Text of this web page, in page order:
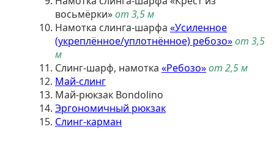
восьмёрки»от 3,5 м
Намотка слинга-шарфа «Усиленное
(укреплённое/уплотнённое) ребозо»от 3,5
м
Слинг-шарф, намотка «Ребозо»от 2,5 м
Май-слинг
Май-рюкзак Bondolino
Эргономичный рюкзак
Слинг-карман